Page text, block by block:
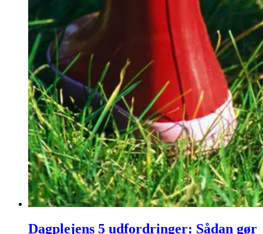
Dagplejens 5 udfordringer: Sådan gør